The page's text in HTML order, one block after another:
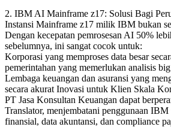
2. IBM AI Mainframe z17: Solusi Bagi
Instansi Mainframe z17 milik IBM bukan
Dengan kecepatan pemrosesan AI 50%
sebelumnya, ini sangat cocok untuk:
Korporasi yang memproses data besar
pemerintahan yang memerlukan analisis
Lembaga keuangan dan asuransi yang
secara akurat Inovasi untuk Klien Skala
PT Jasa Konsultan Keuangan dapat
Translator, menjembatani penggunaan
finansial, data akuntansi, dan compliance